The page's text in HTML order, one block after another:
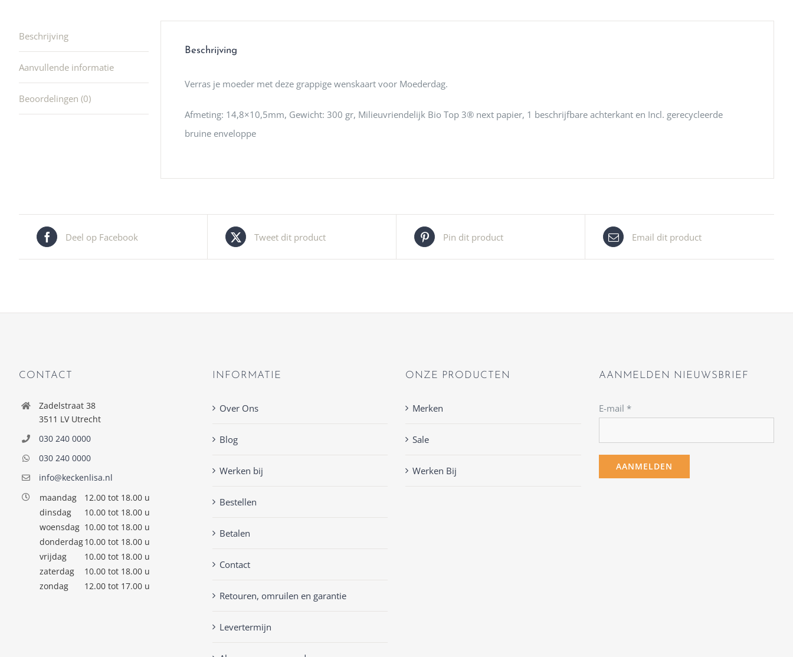
Beschrijving
Aanvullende informatie
Beoordelingen (0)
Beschrijving
Verras je moeder met deze grappige wenskaart voor Moederdag.
Afmeting: 14,8×10,5mm, Gewicht: 300 gr, Milieuvriendelijk Bio Top 3® next papier, 1 beschrijfbare achterkant en Incl. gerecycleerde
bruine enveloppe
Deel op Facebook Tweet dit product Pin dit product Email dit product
CONTACT
Zadelstraat 38
3511 LV Utrecht
030 240 0000
030 240 0000
info@keckenlisa.nl
maandag
12.00 tot 18.00 u
dinsdag
10.00 tot 18.00 u
woensdag 10.00 tot 18.00 u
donderdag10.00 tot 18.00 u
vrijdag
10.00 tot 18.00 u
zaterdag
10.00 tot 18.00 u
zondag
12.00 tot 17.00 u
INFORMATIE
Over Ons
Blog
Werken bij
Bestellen
Betalen
Contact
Retouren, omruilen en garantie
Levertermijn
ONZE PRODUCTEN
Merken
Sale
Werken Bij
AANMELDEN NIEUWSBRIEF
E-mail *